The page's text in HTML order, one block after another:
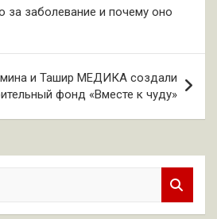
за заболевание и почему оно
и Ташир МЕДИКА создали
фонд «Вместе к чуду»